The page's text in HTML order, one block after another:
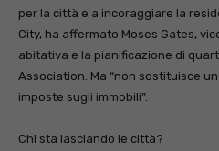
per la città e a incoraggiare la
City, ha affermato Moses Gates,
abitativa e la pianificazione di
Association. Ma “non sostituisce
imposte sugli immobili”.
Chi sta lasciando le città?